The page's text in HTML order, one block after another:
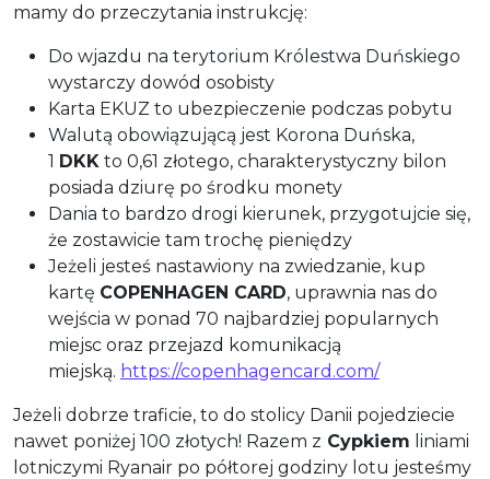
mamy do przeczytania instrukcję:
Do wjazdu na terytorium Królestwa Duńskiego
wystarczy dowód osobisty
Karta EKUZ to ubezpieczenie podczas pobytu
Walutą obowiązującą jest Korona Duńska,
1 DKK to 0,61 złotego, charakterystyczny bilon
posiada dziurę po środku monety
Dania to bardzo drogi kierunek, przygotujcie się,
że zostawicie tam trochę pieniędzy
Jeżeli jesteś nastawiony na zwiedzanie, kup
kartę COPENHAGEN CARD, uprawnia nas do
wejścia w ponad 70 najbardziej popularnych
miejsc oraz przejazd komunikacją
miejską. https://copenhagencard.com/
Jeżeli dobrze traficie, to do stolicy Danii pojedziecie
nawet poniżej 100 złotych! Razem z Cypkiem liniami
lotniczymi Ryanair po półtorej godziny lotu jesteśmy